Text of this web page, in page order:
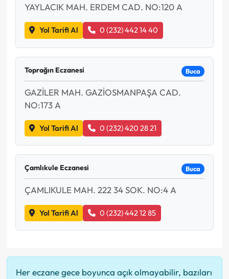
YAYLACIK MAH. ERDEM CAD. NO:120 A
Yol Tarifi Al 0 (232) 442 14 40
Toprağın Eczanesi Buca
GAZİLER MAH. GAZİOSMANPAŞA CAD.
NO:173 A
Yol Tarifi Al 0 (232) 420 28 21
Çamlıkule Eczanesi Buca
ÇAMLIKULE MAH. 222 34 SOK. NO:4 A
Yol Tarifi Al 0 (232) 442 12 85
Her eczane gece boyunca açık olmayabilir, bazıları